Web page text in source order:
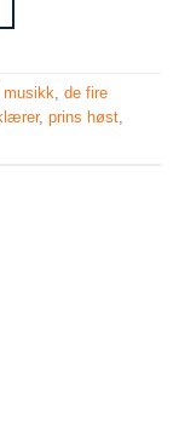
musikk, de fire
, prins høst,